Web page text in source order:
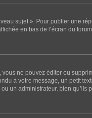
sujet ». Pour publier une
en bas de l’écran du
ne pouvez éditer ou
à votre message, un petit
ou un administrateur, bien